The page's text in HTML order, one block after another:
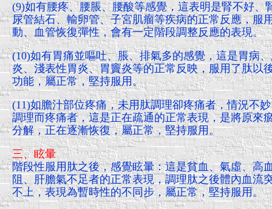
(9)如有腰疼、腰脹、腰酸等感覺，這表明是腎不好、
尿管結石、輸卵管、子宮肌瘤等疾病的正常反應，服
動、血管恢復彈性，會有一定階段調整反應的表現。
(10)如有胃痛並嘔吐、脹、排氣多的感覺，這是胃病
炎、淺表性胃炎、胃竇炎等的正常反映，服用了肽以
功能，屬正常，堅持服用。
(11)如膽汁部位疼痛，未用肽調理卻疼痛者，情況不
調理而疼痛者，這是正在疏通的正常表現，是將原來
分解，正在逐漸恢復，屬正常，堅持服用。
三、眩暈
階段性服用肽之後，感覺眩暈：這是貧血、氣虛、高
阻、肝膽氣不足者的正常表現，調理肽之後體內血流
不上，表現為暫時性的不同步，屬正常，堅持服用。